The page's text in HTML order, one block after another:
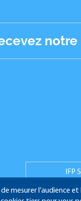
mesurer l’audience
IFP